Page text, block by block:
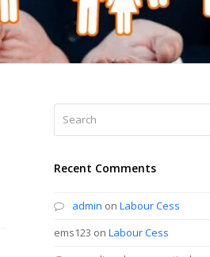
Recent Comments
admin on Labour Cess
ems123 on Labour Cess